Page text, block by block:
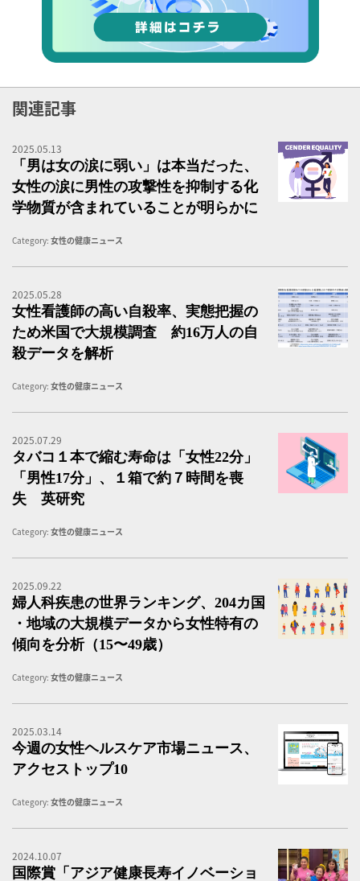
関連記事
2025.05.13
「男は女の涙に弱い」は本当だった、
女性の涙に男性の攻撃性を抑制する化
学物質が含まれていることが明らかに
Category: 女性の健康ニュース
2025.05.28
女性看護師の高い自殺率、実態把握の
ため米国で大規模調査 約16万人の自
殺データを解析
Category: 女性の健康ニュース
2025.07.29
タバコ１本で縮む寿命は「女性22分」
「男性17分」、１箱で約７時間を喪
失 英研究
Category: 女性の健康ニュース
2025.09.22
婦人科疾患の世界ランキング、204カ国
・地域の大規模データから女性特有の
傾向を分析（15〜49歳）
Category: 女性の健康ニュース
2025.03.14
今週の女性ヘルスケア市場ニュース、
アクセストップ10
Category: 女性の健康ニュース
2024.10.07
国際賞「アジア健康長寿イノベーショ